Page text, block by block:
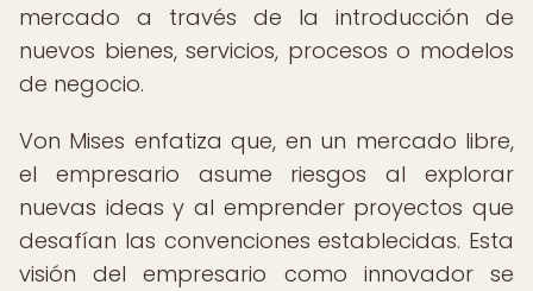
mercado a través de la introducción de
nuevos bienes, servicios, procesos o modelos
de negocio.
Von Mises enfatiza que, en un mercado libre,
el empresario asume riesgos al explorar
nuevas ideas y al emprender proyectos que
desafían las convenciones establecidas. Esta
visión del empresario como innovador se